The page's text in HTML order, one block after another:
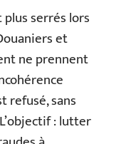
serrés lors
et
ne prennent
refusé, sans
: lutter